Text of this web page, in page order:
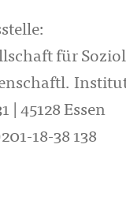
für
Institut
| 45128 Essen
18-38 138